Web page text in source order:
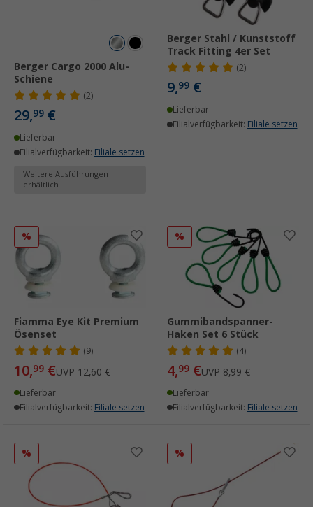
Berger Cargo 2000 Alu-
Schiene
(2)
29,99 €
Lieferbar
Filialverfügbarkeit: Filiale setzen
Weitere Ausführungen
erhältlich
Berger Stahl / Kunststoff
Track Fitting 4er Set
(2)
9,99 €
Lieferbar
Filialverfügbarkeit: Filiale setzen
%
Fiamma Eye Kit Premium
Ösenset
(9)
10,99 €UVP 12,60 €
Lieferbar
Filialverfügbarkeit: Filiale setzen
%
Gummibandspanner-
Haken Set 6 Stück
(4)
4,99 €UVP 8,99 €
Lieferbar
Filialverfügbarkeit: Filiale setzen
% %